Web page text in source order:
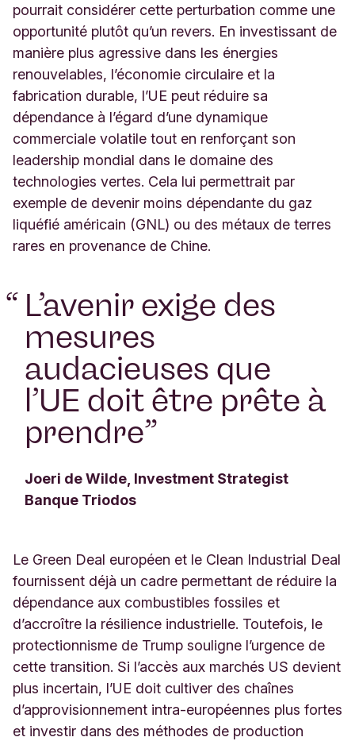
pourrait considérer cette perturbation comme une
opportunité plutôt qu’un revers. En investissant de
manière plus agressive dans les énergies
renouvelables, l’économie circulaire et la
fabrication durable, l’UE peut réduire sa
dépendance à l’égard d’une dynamique
commerciale volatile tout en renforçant son
leadership mondial dans le domaine des
technologies vertes. Cela lui permettrait par
exemple de devenir moins dépendante du gaz
liquéfié américain (GNL) ou des métaux de terres
rares en provenance de Chine.
“ L’avenir exige des
mesures
audacieuses que
l’UE doit être prête à
prendre”
Joeri de Wilde, Investment Strategist
Banque Triodos
Le Green Deal européen et le Clean Industrial Deal
fournissent déjà un cadre permettant de réduire la
dépendance aux combustibles fossiles et
d’accroître la résilience industrielle. Toutefois, le
protectionnisme de Trump souligne l’urgence de
cette transition. Si l’accès aux marchés US devient
plus incertain, l’UE doit cultiver des chaînes
d’approvisionnement intra-européennes plus fortes
et investir dans des méthodes de production